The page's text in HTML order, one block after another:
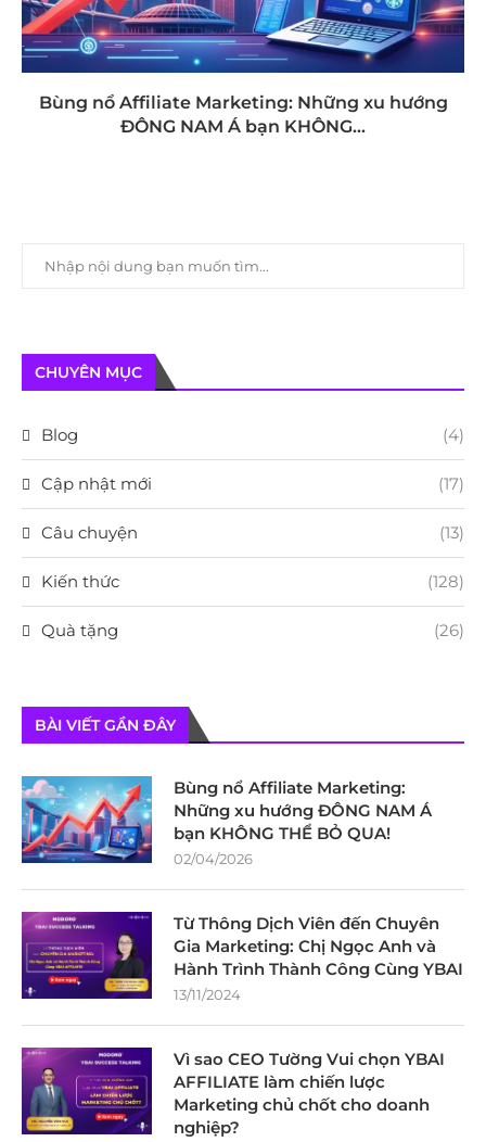
Bùng nổ Affiliate Marketing: Những xu hướng
ĐÔNG NAM Á bạn KHÔNG...
CHUYÊN MỤC
Blog (4)
Cập nhật mới (17)
Câu chuyện (13)
Kiến thức (128)
Quà tặng (26)
BÀI VIẾT GẦN ĐÂY
Bùng nổ Affiliate Marketing:
Những xu hướng ĐÔNG NAM Á
bạn KHÔNG THỂ BỎ QUA!
02/04/2026
Từ Thông Dịch Viên đến Chuyên
Gia Marketing: Chị Ngọc Anh và
Hành Trình Thành Công Cùng YBAI
13/11/2024
Vì sao CEO Tường Vui chọn YBAI
AFFILIATE làm chiến lược
Marketing chủ chốt cho doanh
nghiệp?